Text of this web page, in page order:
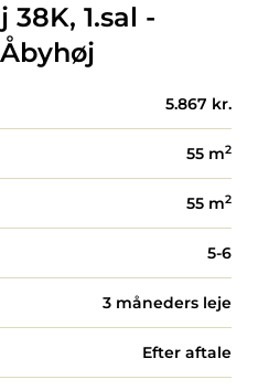
38K, 1.sal -
5.867 kr.
55 m2
55 m2
5-6
3 måneders leje
Efter aftale